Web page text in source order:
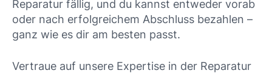
Reparatur fällig, und du kannst entweder vorab
oder nach erfolgreichem Abschluss bezahlen –
ganz wie es dir am besten passt.
Vertraue auf unsere Expertise in der Reparatur